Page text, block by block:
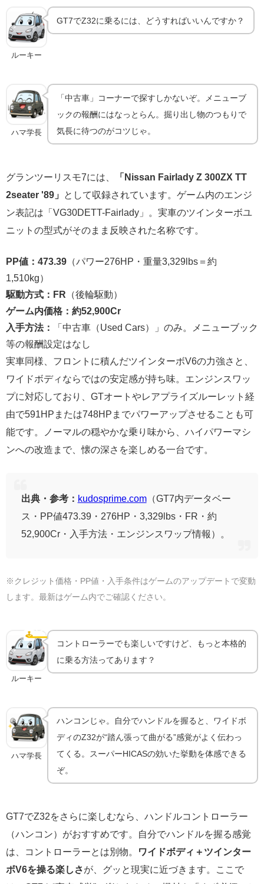
ルーキー
GT7でZ32に乗るには、どうすればいいんですか？
ハマ学長
「中古車」コーナーで探すしかないぞ。メニューブ
ックの報酬にはなっとらん。掘り出し物のつもりで
気長に待つのがコツじゃ。
グランツーリスモ7には、
「Nissan Fairlady Z 300ZX TT
2seater '89」
として収録されています。ゲーム内のエンジ
ン表記は「VG30DETT-Fairlady」。実車のツインターボユ
ニットの型式がそのまま反映された名称です。
PP値：473.39 （パワー276HP・重量3,329lbs＝約
1,510kg）
駆動方式：FR （後輪駆動）
ゲーム内価格：約52,900Cr
入手方法：
「中古車（Used Cars）」のみ。メニューブック
等の報酬設定はなし
実車同様、フロントに積んだツインターボV6の力強さと、
ワイドボディならではの安定感が持ち味。エンジンスワッ
プに対応しており、GTオートやレアプライズルーレット経
由で591HPまたは748HPまでパワーアップさせることも可
能です。ノーマルの穏やかな乗り味から、ハイパワーマシ
ンへの改造まで、懐の深さを楽しめる一台です。
出典・参考： kudosprime.com（GT7内データベー
ス・PP値473.39・276HP・3,329lbs・FR・約
52,900Cr・入手方法・エンジンスワップ情報）。
※クレジット価格・PP値・入手条件はゲームのアップデートで変動
します。最新はゲーム内でご確認ください。
🕹️ ハンコン
ハンコンで乗るともっと気持ちいい｜機材ガイド
ルーキー
コントローラーでも楽しいですけど、もっと本格的
に乗る方法ってあります？
ハマ学長
ハンコンじゃ。自分でハンドルを握ると、ワイドボ
ディのZ32が“踏ん張って曲がる”感覚がよく伝わっ
てくる。スーパーHICASの効いた挙動を体感できる
ぞ。
GT7でZ32をさらに楽しむなら、ハンドルコントローラー
（ハンコン）がおすすめです。自分でハンドルを握る感覚
は、コントローラーとは別物。
ワイドボディ＋ツインター
ボV6を操る楽しさが、グッと現実に近づきます。ここで